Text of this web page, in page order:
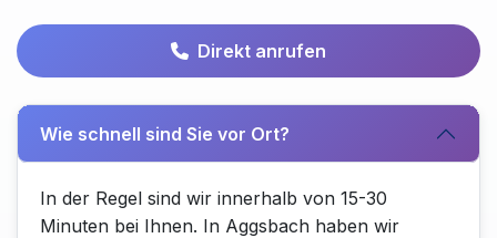
Direkt anrufen
Wie schnell sind Sie vor Ort?
In der Regel sind wir innerhalb von 15-30
Minuten bei Ihnen. In Aggsbach haben wir